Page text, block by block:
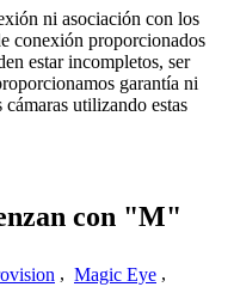
ni asociación con los
conexión proporcionados
estar incompletos, ser
garantía ni
cámaras utilizando estas
con "M"
, Magic Eye ,